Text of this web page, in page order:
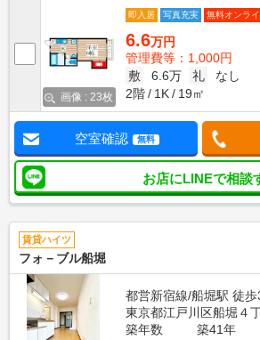
画像 : 23枚
即入居 写真充実 無料オンラ
6.6万円
管理費等：1,000円
敷
6.6万 礼
なし
2階
1K 19㎡
空室確認 無料
お店にLINEで相談
賃貸ハイツ
フォ－ブル船堀
都営新宿線/船堀駅 徒歩
東京都江戸川区船堀４
築年数
築41年